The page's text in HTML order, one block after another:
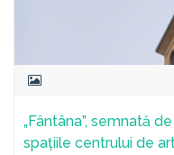
„Fântâna”, semnată
spațiile centrului de